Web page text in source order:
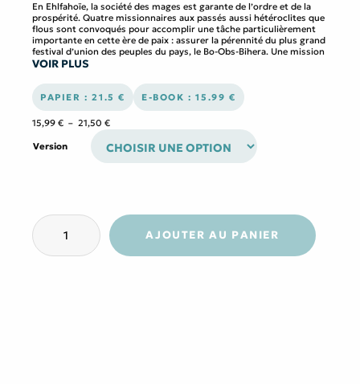
En Ehlfahoïe, la société des mages est garante de l’ordre et de la
prospérité. Quatre missionnaires aux passés aussi hétéroclites que
flous sont convoqués pour accomplir une tâche particulièrement
importante en cette ère de paix : assurer la pérennité du plus grand
festival d’union des peuples du pays, le Bo-Obs-Bihera. Une mission
simple, en apparence, mais qui mettra nos compagnons sur la piste
croyances, ici en Ehlfahoïe. Préparez votre paquetage et rejoignez
Galéona, Wigmard, Hënor et Syrrio dans leur voyage en quête de
vérité.
Ce roman fantasy intense et riche en rebondissement vous
emportera dans un monde empli de magie, de traditions
ancestrales et de mystères, aussi fascinant que fragile…
VOIR PLUS
PAPIER : 21.5 € E-BOOK : 15.99 €
15,99 € – 21,50 €Plage
prix :
15,99 €
Version
quantité
de
Les
destins
AJOUTER AU PANIER